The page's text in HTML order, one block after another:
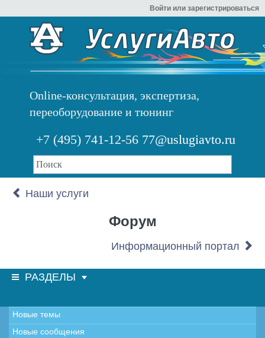
Войти или зарегистрироваться
Online-консультация, экспертиза,
переоборудование и тюнинг
+7 (495) 741-12-56 77@uslugiavto.ru
Наши услуги
Форум
Информационный портал
РАЗДЕЛЫ
Новые темы
Новые сообщения